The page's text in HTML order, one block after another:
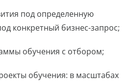
под определенную
конкретный бизнес-запрос;
обучения с отбором;
обучения: в масштабах